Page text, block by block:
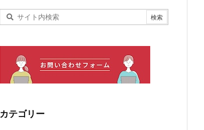
カテゴリー